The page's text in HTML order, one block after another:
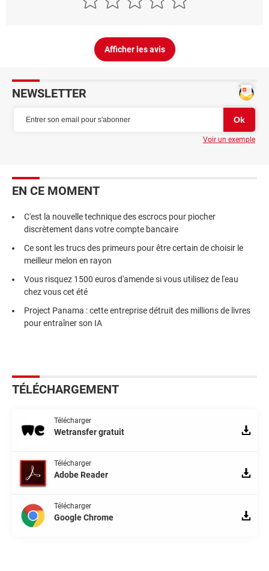
Afficher les avis
NEWSLETTER
Voir un exemple
EN CE MOMENT
C'est la nouvelle technique des escrocs pour piocher
discrètement dans votre compte bancaire
Ce sont les trucs des primeurs pour être certain de choisir le
meilleur melon en rayon
Vous risquez 1500 euros d'amende si vous utilisez de l'eau
chez vous cet été
Project Panama : cette entreprise détruit des millions de livres
pour entraîner son IA
TÉLÉCHARGEMENT
Télécharger
Wetransfer gratuit
Télécharger
Adobe Reader
Télécharger
Google Chrome